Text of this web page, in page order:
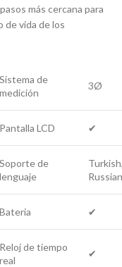
más cercana para
de vida de los
Sistema de
medición
3Ø
Pantalla LCD ✔
Soporte de
lenguaje
Russian
Bateria ✔
Reloj de tiempo
real
✔